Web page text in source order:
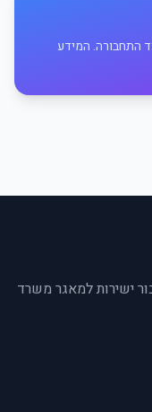
התחבורה. המידע
ישירות למאגר משרד